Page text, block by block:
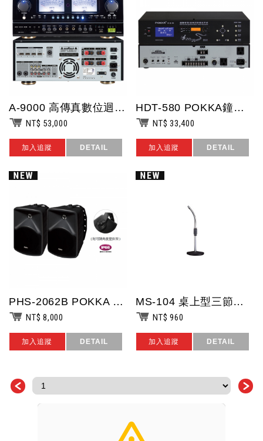
A-9000 高傳真數位迴音卡拉ok擴大器/380w+380w/三重電子保護迴路...
NT$ 53,000
加入追蹤 DETAIL
HDT-580 POKKA鐘聲管理&音樂定時播放器/自動校時/液晶螢幕/內建音樂...
NT$ 33,400
加入追蹤 DETAIL
PHS-2062B POKKA 80W 6.5吋廣播工程專用壁掛式/懸吊式喇叭(...
NT$ 8,000
加入追蹤 DETAIL
MS-104 桌上型三節架/高47-62公分/台灣製造
NT$ 960
加入追蹤 DETAIL
＜ ＞